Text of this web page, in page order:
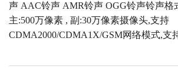
声 AAC铃声 AMR铃声 OGG铃声铃声格
主:500万像素 , 副:30万像素摄像头,支持
CDMA2000/CDMA1X/GSM网络模式,支持